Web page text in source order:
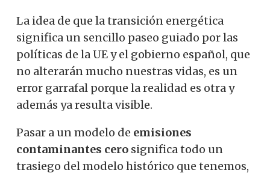
La idea de que la transición energética
significa un sencillo paseo guiado por las
políticas de la UE y el gobierno español, que
no alterarán mucho nuestras vidas, es un
error garrafal porque la realidad es otra y
además ya resulta visible.
Pasar a un modelo de emisiones
contaminantes cero significa todo un
trasiego del modelo histórico que tenemos,